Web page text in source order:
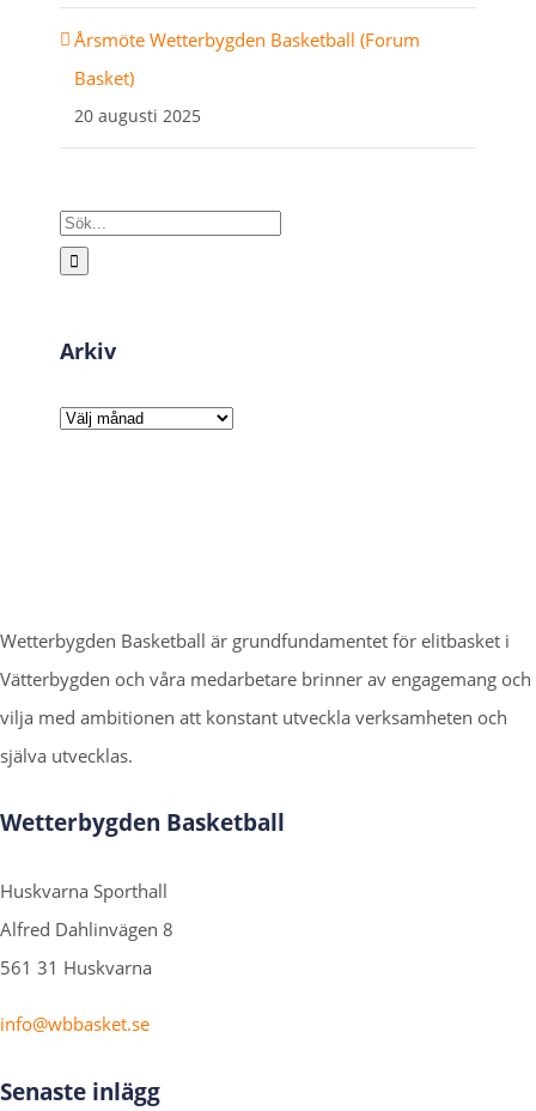
Årsmöte Wetterbygden Basketball (Forum
Basket)
20 augusti 2025
Sök
efter:
Arkiv
Arkiv
Wetterbygden Basketball är grundfundamentet för elitbasket i
Vätterbygden och våra medarbetare brinner av engagemang och
vilja med ambitionen att konstant utveckla verksamheten och
själva utvecklas.
Wetterbygden Basketball
Huskvarna Sporthall
Alfred Dahlinvägen 8
561 31 Huskvarna
info@wbbasket.se
Senaste inlägg